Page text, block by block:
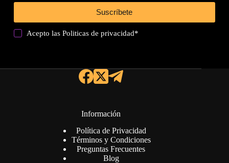
Suscríbete
Acepto lasPoliticas de privacidad*
Información
Política de Privacidad
Términos y Condiciones
Preguntas Frecuentes
Blog